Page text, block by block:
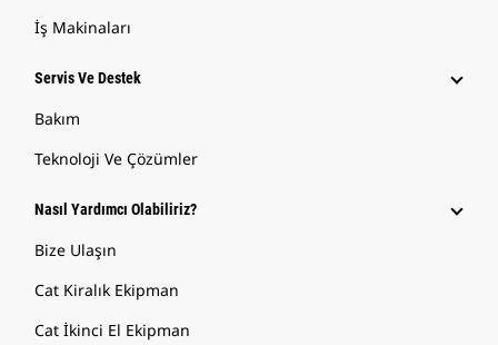
İş Makinaları
Servis Ve Destek
Bakım
Teknoloji Ve Çözümler
Nasıl Yardımcı Olabiliriz?
Bize Ulaşın
Cat Kiralık Ekipman
Cat İkinci El Ekipman